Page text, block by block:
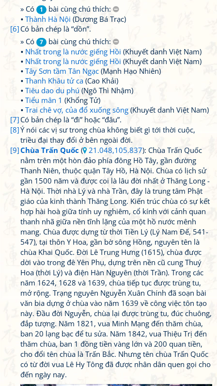
» Có
1
bài cùng chú thích:
Thành Hà Nội (Dương Bá Trạc)
[6] Có bản chép là “dồn”.
» Có
7
bài cùng chú thích:
Nhất trong là nước giếng Hồi (Khuyết danh Việt Nam)
Nhất trong là nước giếng Hồi (Khuyết danh Việt Nam)
Tây Sơn tầm Tân Ngạc (Mạnh Hạo Nhiên)
Thanh Khâu tử ca (Cao Khải)
Tiêu dao du phú (Ngô Thì Nhậm)
Tiểu mân 1 (Khổng Tử)
Trai chê vợ, của đổ xuống sông (Khuyết danh Việt Nam)
[7] Có bản chép là “đi” hoặc “đâu”.
[8]Ý nói các vị sư trong chùa không biết gì tới thời cuộc,
triều đại thay đổi ở bên ngoài đời.
[9]Chùa Trấn Quốc ( 21.048,105.837): Chùa Trấn Quốc
nằm trên một hòn đảo phía đông Hồ Tây, gần đường
Thanh Niên, thuộc quận Tây Hồ, Hà Nội. Chùa có lịch sử
gần 1500 năm và được coi là lâu đời nhất ở Thăng Long -
Hà Nội. Thời nhà Lý và nhà Trần, đây là trung tâm Phật
giáo của kinh thành Thăng Long. Kiến trúc chùa có sự kết
hợp hài hoà giữa tính uy nghiêm, cổ kính với cảnh quan
thanh nhã giữa nền tĩnh lặng của một hồ nước mênh
mang. Chùa được dựng từ thời Tiền Lý (Lý Nam Đế, 541-
547), tại thôn Y Hoa, gần bờ sông Hồng, nguyên tên là
chùa Khai Quốc. Đời Lê Trung Hưng (1615), chùa được
dời vào trong đê Yên Phụ, dựng trên nền cũ cung Thuý
Hoa (thời Lý) và điện Hàn Nguyên (thời Trần). Trong các
năm 1624, 1628 và 1639, chùa tiếp tục được trùng tu,
mở rộng. Trạng nguyên Nguyễn Xuân Chính đã soạn bài
văn bia dựng ở chùa vào năm 1639 về công việc tôn tạo
này. Đầu đời Nguyễn, chùa lại được trùng tu, đúc chuông,
đắp tượng. Năm 1821, vua Minh Mạng đến thăm chùa,
ban 20 lạng bạc để tu sửa. Năm 1842, vua Thiệu Trị đến
thăm chùa, ban 1 đồng tiền vàng lớn và 200 quan tiền,
cho đổi tên chùa là Trấn Bắc. Nhưng tên chùa Trấn Quốc
có từ đời vua Lê Hy Tông đã được nhân dân quen gọi cho
đến ngày nay.